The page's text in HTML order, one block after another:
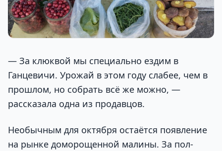
— За клюквой мы специально ездим в
Ганцевичи. Урожай в этом году слабее, чем в
прошлом, но собрать всё же можно, —
рассказала одна из продавцов.
Необычным для октября остаётся появление
на рынке доморощенной малины. За пол-